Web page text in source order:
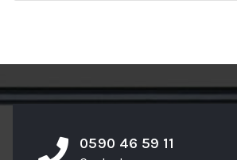
0590 46 59 11